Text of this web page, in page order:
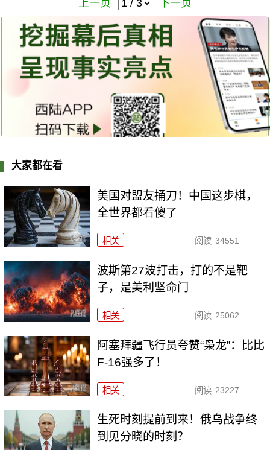
上一页 下一页
大家都在看
美国对盟友捅刀！中国这步棋，
全世界都看傻了
相关 阅读 34551
波斯第27波打击，打的不是靶
子，是美利坚命门
相关 阅读 25062
阿塞拜疆飞行员夸赞“枭龙”：比比
F-16强多了！
相关 阅读 23227
生死时刻提前到来！俄乌战争终
到见分晓的时刻？